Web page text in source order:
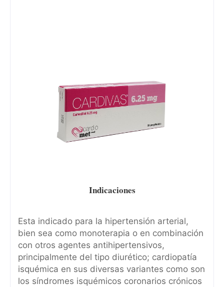
Indicaciones
Esta indicado para la hipertensión arterial,
bien sea como monoterapia o en combinación
con otros agentes antihipertensivos,
principalmente del tipo diurético; cardiopatía
isquémica en sus diversas variantes como son
los síndromes isquémicos coronarios crónicos